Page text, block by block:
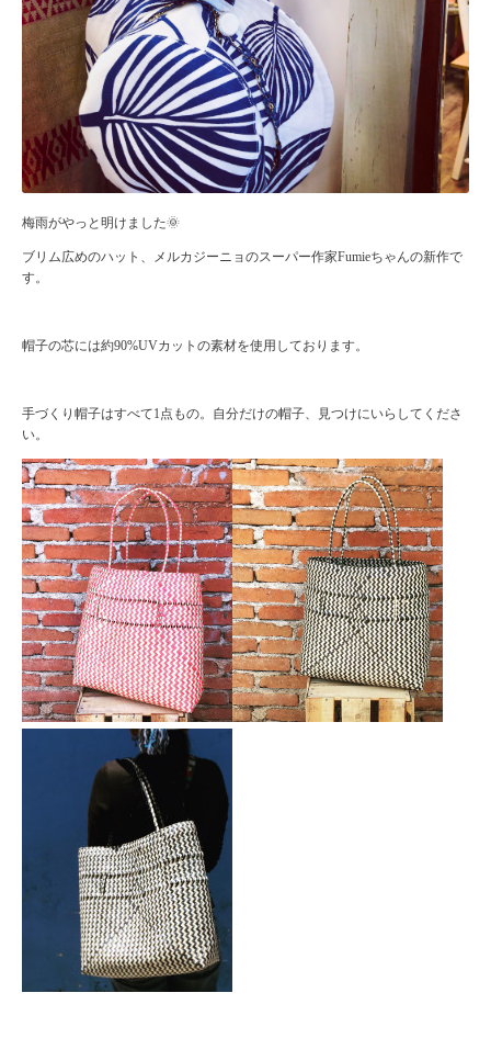
梅雨がやっと明けました🌞
ブリム広めのハット、メルカジーニョのスーパー作家Fumieちゃんの新作で
す。
帽子の芯には約90%UVカットの素材を使用しております。
手づくり帽子はすべて1点もの。自分だけの帽子、見つけにいらしてくださ
い。